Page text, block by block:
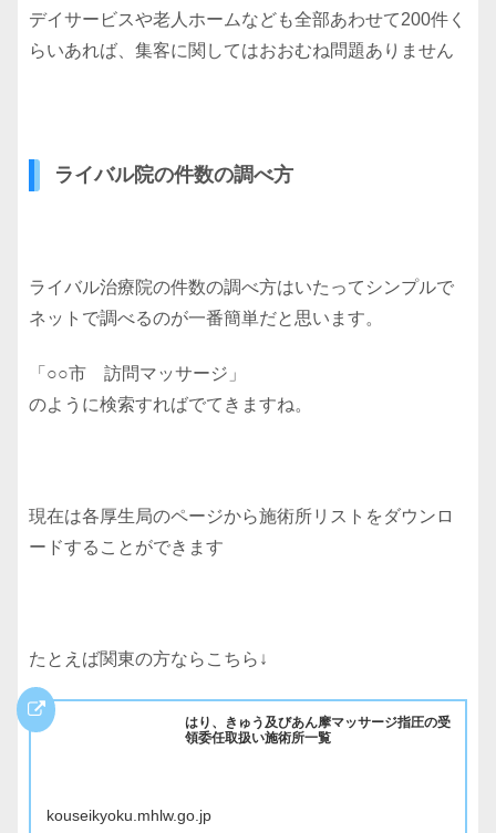
デイサービスや老人ホームなども全部あわせて200件く
らいあれば、集客に関してはおおむね問題ありません
ライバル院の件数の調べ方
ライバル治療院の件数の調べ方はいたってシンプルで
ネットで調べるのが一番簡単だと思います。
「○○市 訪問マッサージ」
のように検索すればでてきますね。
現在は各厚生局のページから施術所リストをダウンロ
ードすることができます
たとえば関東の方ならこちら↓
はり、きゅう及びあん摩マッサージ指圧の受
領委任取扱い施術所一覧
kouseikyoku.mhlw.go.jp